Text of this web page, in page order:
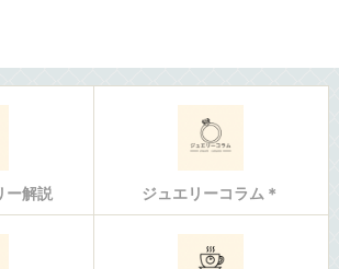
ー解説 ジュエリーコラム＊